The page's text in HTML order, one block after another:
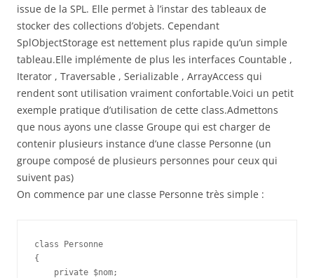
issue de la SPL. Elle permet à l’instar des tableaux de
stocker des collections d’objets. Cependant
SplObjectStorage est nettement plus rapide qu’un simple
tableau.Elle implémente de plus les interfaces Countable ,
Iterator , Traversable , Serializable , ArrayAccess qui
rendent sont utilisation vraiment confortable.Voici un petit
exemple pratique d’utilisation de cette class.Admettons
que nous ayons une classe Groupe qui est charger de
contenir plusieurs instance d’une classe Personne (un
groupe composé de plusieurs personnes pour ceux qui
suivent pas)
On commence par une classe Personne très simple :
class Personne
{
    private $nom;